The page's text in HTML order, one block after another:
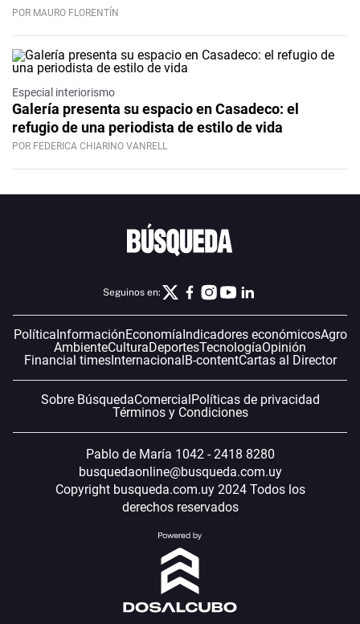
POR MAURO FLORENTÍN
Especial interiorismo
Galería presenta su espacio en Casadeco: el
refugio de una periodista de estilo de vida
POR FEDERICA CHIARINO VANRELL
Seguinos en:
PolíticaInformaciónEconomíaIndicadores económicosAgro
AmbienteCulturaDeportesTecnologíaOpinión
Financial timesInternacionalB-contentCartas al Director
Sobre BúsquedaComercialPolíticas de privacidad
Términos y Condiciones
Pablo de María 1042 - 2418 8280
busquedaonline@busqueda.com.uy
Copyright busqueda.com.uy 2024 Todos los
derechos reservados